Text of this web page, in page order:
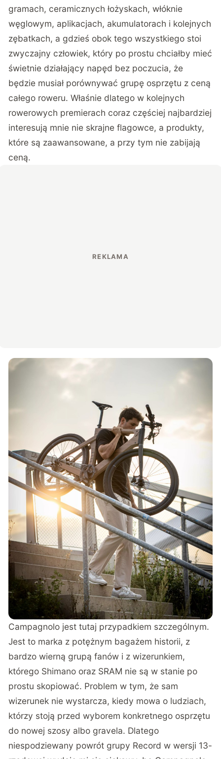
gramach, ceramicznych łożyskach, włóknie
węglowym, aplikacjach, akumulatorach i kolejnych
zębatkach, a gdzieś obok tego wszystkiego stoi
zwyczajny człowiek, który po prostu chciałby mieć
świetnie działający napęd bez poczucia, że
będzie musiał porównywać grupę osprzętu z ceną
całego roweru. Właśnie dlatego w kolejnych
rowerowych premierach coraz częściej najbardziej
interesują mnie nie skrajne flagowce, a produkty,
które są zaawansowane, a przy tym nie zabijają
ceną.
Campagnolo jest tutaj przypadkiem szczególnym.
Jest to marka z potężnym bagażem historii, z
bardzo wierną grupą fanów i z wizerunkiem,
którego Shimano oraz SRAM nie są w stanie po
prostu skopiować. Problem w tym, że sam
wizerunek nie wystarcza, kiedy mowa o ludziach,
którzy stoją przed wyborem konkretnego osprzętu
do nowej szosy albo gravela. Dlatego
niespodziewany powrót grupy Record w wersji 13-